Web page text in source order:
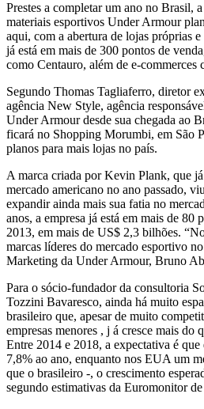
Prestes a completar um ano no Brasil,
materiais esportivos Under Armour
aqui, com a abertura de lojas próprias
já está em mais de 300 pontos de
como Centauro, além de e-commerces
Segundo Thomas Tagliaferro, diretor
agência New Style, agência
Under Armour desde sua chegada ao
ficará no Shopping Morumbi, em São
planos para mais lojas no país.
A marca criada por Kevin Plank, que
mercado americano no ano passado,
expandir ainda mais sua fatia no
anos, a empresa já está em mais de 80
2013, em mais de US$ 2,3 bilhões.
marcas líderes do mercado esportivo
Marketing da Under Armour, Bruno
Para o sócio-fundador da consultoria
Tozzini Bavaresco, ainda há muito
brasileiro que, apesar de muito
empresas menores , j á cresce mais do
Entre 2014 e 2018, a expectativa é que
7,8% ao ano, enquanto nos EUA um
que o brasileiro -, o crescimento
segundo estimativas da Euromonitor